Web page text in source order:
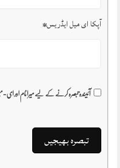
آپکا ای میل ایڈریس*
آئیندہ تبصرہ کرنے کے لیے میرا نام اور ای-